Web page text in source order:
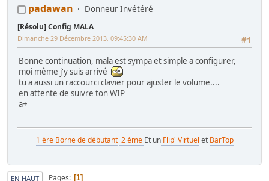
padawan Donneur Invétéré
[Résolu] Config MALA
#1
Dimanche 29 Décembre 2013, 09:45:30 AM
Bonne continuation, mala est sympa et simple a configurer,
moi même j'y suis arrivé
tu a aussi un raccourci clavier pour ajuster le volume....
en attente de suivre ton WIP
a+
1 ère Borne de débutant 2 ème Et unFlip' Virtuel et BarTop
EN HAUT Pages 1